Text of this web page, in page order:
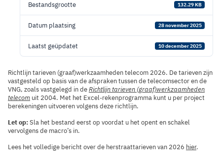
Bestandsgrootte 132.29 KB
Datum plaatsing 28 november 2025
Laatst geüpdatet 10 december 2025
Richtlijn tarieven (graaf)werkzaamheden telecom 2026. De tarieven zijn
vastgesteld op basis van de afspraken tussen de telecomsector en de
VNG, zoals vastgelegd in deRichtlijn tarieven (graaf)werkzaamheden
telecom uit 2004. Met het Excel-rekenprogramma kunt u per project
berekeningen uitvoeren volgens deze richtlijn.
Let op:Sla het bestand eerst op voordat u het opent en schakel
vervolgens de macro’s in.
Lees het volledige bericht over de herstraattarieven van 2026 hier.